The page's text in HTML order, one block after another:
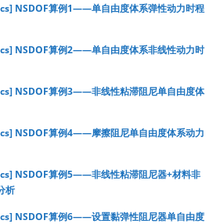
NSDOF算例1——单自由度体系弹性动力时程
NSDOF算例2——单自由度体系非线性动力时
NSDOF算例3——非线性粘滞阻尼单自由度体
NSDOF算例4——摩擦阻尼单自由度体系动力
NSDOF算例5——非线性粘滞阻尼器+材料非
析
NSDOF算例6——设置黏弹性阻尼器单自由度